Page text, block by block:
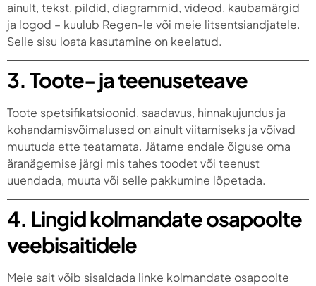
ainult, tekst, pildid, diagrammid, videod, kaubamärgid
ja logod – kuulub Regen-le või meie litsentsiandjatele.
Selle sisu loata kasutamine on keelatud.
3. Toote- ja teenuseteave
Toote spetsifikatsioonid, saadavus, hinnakujundus ja
kohandamisvõimalused on ainult viitamiseks ja võivad
muutuda ette teatamata. Jätame endale õiguse oma
äranägemise järgi mis tahes toodet või teenust
uuendada, muuta või selle pakkumine lõpetada.
4. Lingid kolmandate osapoolte
veebisaitidele
Meie sait võib sisaldada linke kolmandate osapoolte